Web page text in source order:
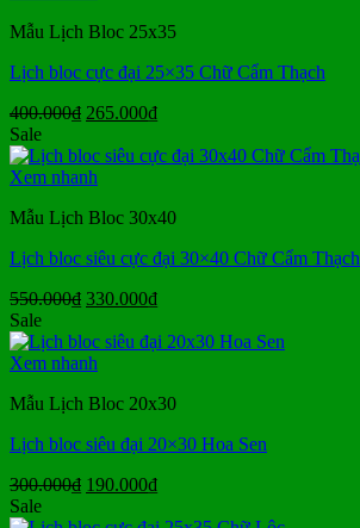
Mẫu Lịch Bloc 25x35
Lịch bloc cực đại 25×35 Chữ Cẩm Thạch
400.000₫ Giá
là:
400.000₫.
265.000₫Giá
tại
Sale
Xem nhanh
Mẫu Lịch Bloc 30x40
Lịch bloc siêu cực đại 30×40 Chữ Cẩm Thạch
550.000₫ Giá
là:
550.000₫.
330.000₫Giá
tại
Sale
Xem nhanh
Mẫu Lịch Bloc 20x30
Lịch bloc siêu đại 20×30 Hoa Sen
300.000₫ Giá
190.000₫Giá
Sale